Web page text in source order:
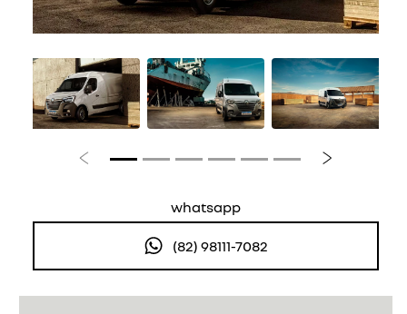
Anterior Próximo
whatsapp
(82) 98111-7082